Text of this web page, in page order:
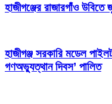
হাজীগঞ্জের রাজারগাঁও
হাজীগঞ্জ সরকারি মডেল
গণঅভ্যুত্থান দিবস’ পালিত